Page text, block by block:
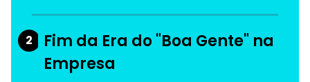
2
Fim da Era do "Boa Gente" na
Empresa